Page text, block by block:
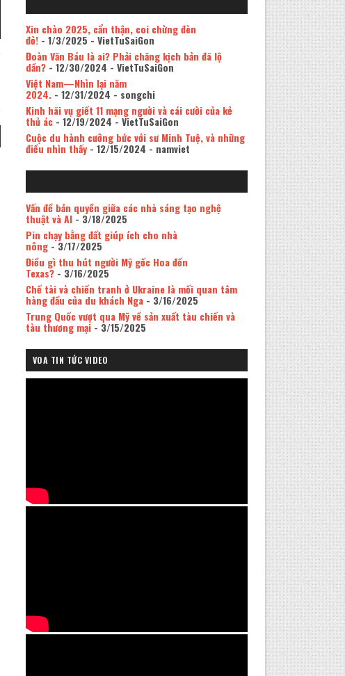
Xin chào 2025, cẩn thận, coi chừng đèn
đỏ!- 1/3/2025 - VietTuSaiGon
Đoàn Văn Báu là ai? Phải chăng kịch bản đã lộ
dần?- 12/30/2024 - VietTuSaiGon
Việt Nam—Nhìn lại năm
2024.- 12/31/2024 - songchi
Kinh hãi vụ giết 11 mạng người và cái cười của kẻ
thủ ác- 12/19/2024 - VietTuSaiGon
Cuộc du hành cưỡng bức với sư Minh Tuệ, và những
điều nhìn thấy- 12/15/2024 - namviet
Vấn đề bản quyền giữa các nhà sáng tạo nghệ
thuật và AI- 3/18/2025
Pin chạy bằng đất giúp ích cho nhà
nông- 3/17/2025
Điều gì thu hút người Mỹ gốc Hoa đến
Texas?- 3/16/2025
Chế tài và chiến tranh ở Ukraine là mối quan tâm
hàng đầu của du khách Nga- 3/16/2025
Trung Quốc vượt qua Mỹ về sản xuất tàu chiến và
tàu thương mại- 3/15/2025
VOA TIN TỨC VIDEO